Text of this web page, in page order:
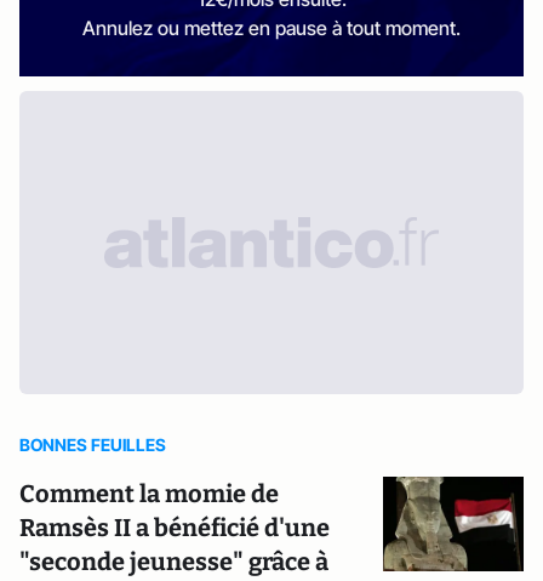
Annulez ou mettez en pause à tout moment.
BONNES FEUILLES
Comment la momie de
Ramsès II a bénéficié d'une
"seconde jeunesse" grâce à